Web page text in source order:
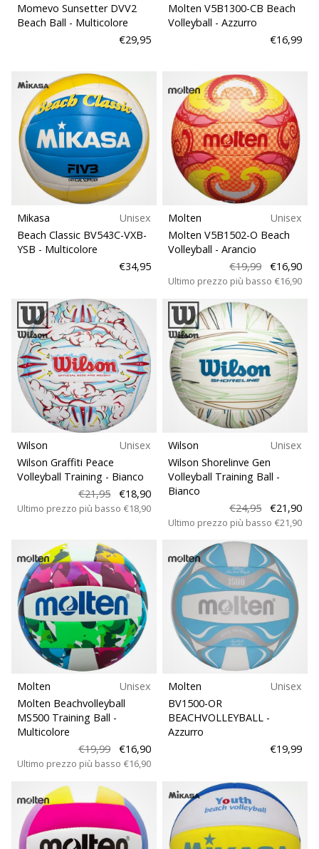
Momevo Sunsetter DVV2
Beach Ball - Multicolore
€29,95
Molten V5B1300-CB Beach
Volleyball - Azzurro
€16,99
Mikasa
Unisex
Beach Classic BV543C-VXB-
YSB - Multicolore
€34,95
Molten
Unisex
Molten V5B1502-O Beach
Volleyball - Arancio
€19,99
€16,90
Ultimo prezzo più basso €16,90
Wilson
Unisex
Wilson Graffiti Peace
Volleyball Training - Bianco
€21,95
€18,90
Ultimo prezzo più basso €18,90
Wilson
Unisex
Wilson Shorelinve Gen
Volleyball Training Ball -
Bianco
€24,95
€21,90
Ultimo prezzo più basso €21,90
Molten
Unisex
Molten Beachvolleyball
MS500 Training Ball -
Multicolore
€19,99
€16,90
Ultimo prezzo più basso €16,90
Molten
Unisex
BV1500-OR
BEACHVOLLEYBALL -
Azzurro
€19,99